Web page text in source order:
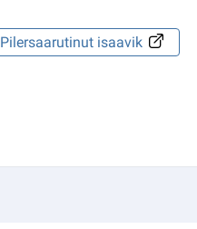
Pilersaarutinut isaavik